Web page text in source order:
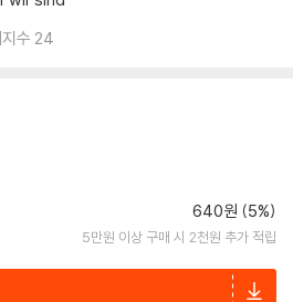
수 24
640원 (5%)
5만원 이상 구매 시 2천원 추가 적립